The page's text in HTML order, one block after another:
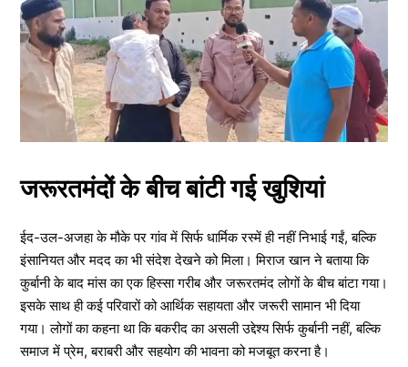
जरूरतमंदों के बीच बांटी गई खुशियां
ईद-उल-अजहा के मौके पर गांव में सिर्फ धार्मिक रस्में ही नहीं निभाई गईं, बल्कि
इंसानियत और मदद का भी संदेश देखने को मिला। मिराज खान ने बताया कि
कुर्बानी के बाद मांस का एक हिस्सा गरीब और जरूरतमंद लोगों के बीच बांटा गया।
इसके साथ ही कई परिवारों को आर्थिक सहायता और जरूरी सामान भी दिया
गया। लोगों का कहना था कि बकरीद का असली उद्देश्य सिर्फ कुर्बानी नहीं, बल्कि
समाज में प्रेम, बराबरी और सहयोग की भावना को मजबूत करना है।